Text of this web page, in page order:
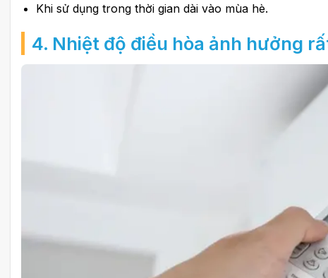
Khi sử dụng trong thời gian dài vào mùa hè.
4. Nhiệt độ điều hòa ảnh hưởng